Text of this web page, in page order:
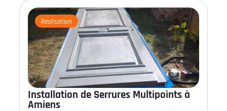
Réalisation
Installation de Serrures Multipoints à
Amiens